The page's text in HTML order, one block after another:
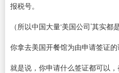
报税号。
（所以中国大量‘美国公司’其实都
你拿去美国开餐馆为由申请签证的
就是说，你申请什么签证都可以，